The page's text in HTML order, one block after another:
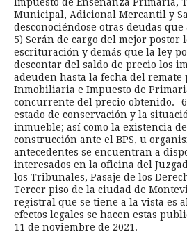
Impuesto de Enseñanza Primaria,
Municipal, Adicional Mercantil y
desconociéndose otras deudas
5) Serán de cargo del mejor postor
escrituración y demás que la ley
descontar del saldo de precio los
adeuden hasta la fecha del
Inmobiliaria e Impuesto de
concurrente del precio obtenido.-
estado de conservación y la
inmueble; así como la existencia
construcción ante el BPS, u
antecedentes se encuentran a
interesados en la oficina del
los Tribunales, Pasaje de los
Tercer piso de la ciudad de
registral que se tiene a la vista es
efectos legales se hacen estas
11 de noviembre de 2021.